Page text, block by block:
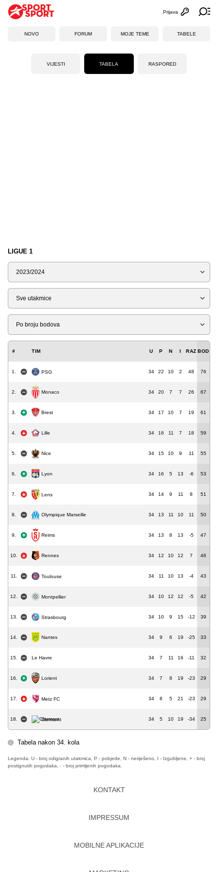
Otvori
Prijava
NOVO FORUM MOJE TEME TABELE
VIJESTI TABELA RASPORED
LIGUE 1
Sezona
Tip
Liga
# TIM U P N I RAZ BOD
1. PSG 34 22 10 2 48 76
2. Monaco 34 20 7 7 26 67
3. Brest 34 17 10 7 19 61
4. Lille 34 16 11 7 18 59
5. Nice 34 15 10 9 11 55
6. Lyon 34 16 5 13 -6 53
7. Lens 34 14 9 11 8 51
8. Olympique Marseille 34 13 11 10 11 50
9. Reims 34 13 8 13 -5 47
10. Rennes 34 12 10 12 7 46
11. Toulouse 34 11 10 13 -4 43
12. Montpellier 34 10 12 12 -5 42
13. Strasbourg 34 10 9 15 -12 39
14. Nantes 34 9 6 19 -25 33
15. Le Havre 34 7 11 16 -11 32
16. Lorient 34 7 8 19 -23 29
17. Metz FC 34 8 5 21 -23 29
18. Clermont 34 5 10 19 -34 25
Tabela nakon 34. kola
Legenda: U - broj odigranih utakmica, P - pobjede, N - neriješeno, I - Izgubljene, + - broj
postignutih pogodaka, - - broj primljenih pogodaka.
KONTAKT
IMPRESSUM
MOBILNE APLIKACIJE